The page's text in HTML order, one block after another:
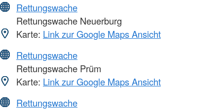
Rettungswache
Rettungswache Neuerburg
Karte: Link zur Google Maps Ansicht
Rettungswache
Rettungswache Prüm
Karte: Link zur Google Maps Ansicht
Rettungswache